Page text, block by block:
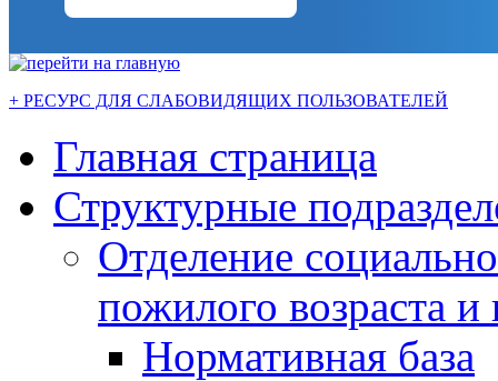
+ РЕСУРС ДЛЯ СЛАБОВИДЯЩИХ ПОЛЬЗОВАТЕЛЕЙ
Главная страница
Структурные
Отделение
пожилого возраста и
Нормативная база